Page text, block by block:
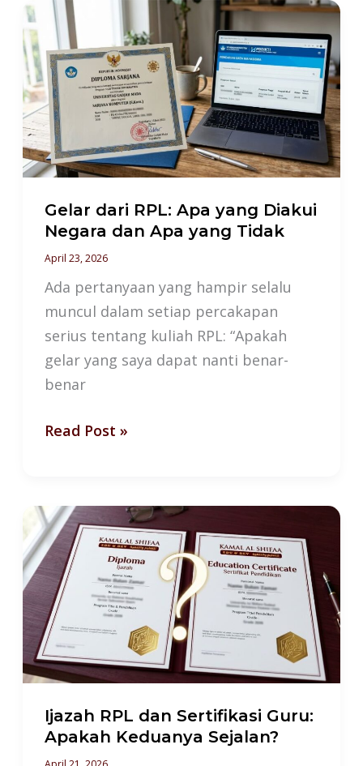
Gelar dari RPL: Apa yang Diakui
Negara dan Apa yang Tidak
April 23, 2026
Ada pertanyaan yang hampir selalu
muncul dalam setiap percakapan
serius tentang kuliah RPL: “Apakah
gelar yang saya dapat nanti benar-
benar
Gelar
dari
RPL:
Apa
yang
Diakui
Negara
dan
Apa
yang
Tidak
Read Post »
Ijazah RPL dan Sertifikasi Guru:
Apakah Keduanya Sejalan?
Ijazah
RPL
dan
Sertifikasi
Guru:
Apakah
Keduanya
Sejalan?